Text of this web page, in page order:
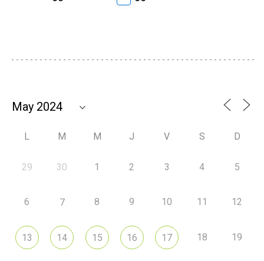
L M M J V S D
29 30 1 2 3 4 5
6 7 8 9 10 11 12
13 14 15 16 17 18 19